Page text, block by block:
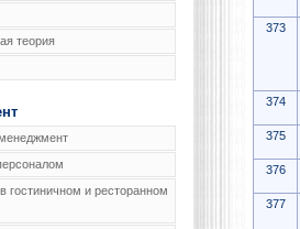
теория
гостиничном и ресторанном
373
374
375
376
377